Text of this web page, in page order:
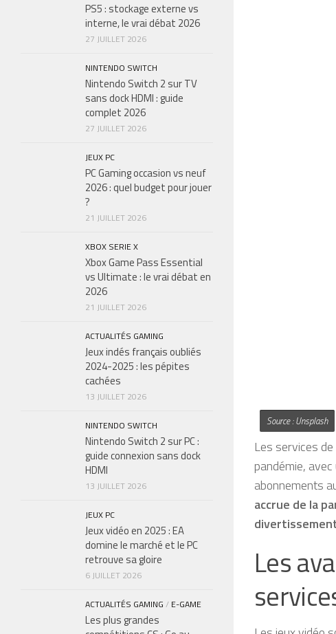
Source : Unsplash
Les services
pandémie,
abonnements
accrue de la
Les
PS5 : stockage externe vs
interne, le vrai débat 2026
27 JUILLET 2026
NINTENDO SWITCH
Nintendo Switch 2 sur TV
sans dock HDMI : guide
complet 2026
27 JUILLET 2026
JEUX PC
PC Gaming occasion vs neuf
2026 : quel budget pour jouer
?
21 JUILLET 2026
XBOX SERIE X
Xbox Game Pass Essential
vs Ultimate : le vrai débat en
2026
21 JUILLET 2026
ACTUALITÉS GAMING
Jeux indés français oubliés
2024-2025 : les pépites
cachées
13 JUILLET 2026
NINTENDO SWITCH
Nintendo Switch 2 sur PC :
guide connexion sans dock
HDMI
13 JUILLET 2026
JEUX PC
Jeux vidéo en 2025 : EA
domine le marché et le PC
retrouve sa gloire
6 JUILLET 2026
ACTUALITÉS GAMING / E-GAME
Les plus grandes